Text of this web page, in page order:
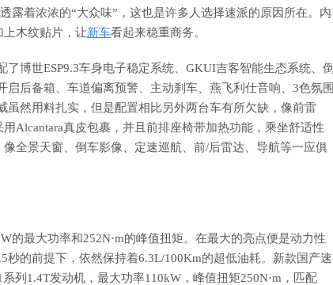
露着浓浓的“大众味”，这也是许多人选择速派的原因所在。内
木纹贴片，让新车看起来稳重商务。
博世ESP9.3车身电子稳定系统、GKUI吉客智能生态系统、倒
后备箱、车道偏离预警、主动刹车、燕飞利仕音响、3色氛围
然用料扎实，但是配置相比另外两台车有所欠缺，像前雷
Alcantara真皮包裹，并且前排座椅带加热功能，乘坐舒适性
全景天窗、倒车影像、定速巡航、前/后雷达、导航等一应俱
的最大功率和252N·m的峰值扭矩。在最大的亮点便是动力性
的前提下，依然保持着6.3L/100Km的超低油耗。新款国产速
列1.4T发动机，最大功率110kW，峰值扭矩250N·m，匹配